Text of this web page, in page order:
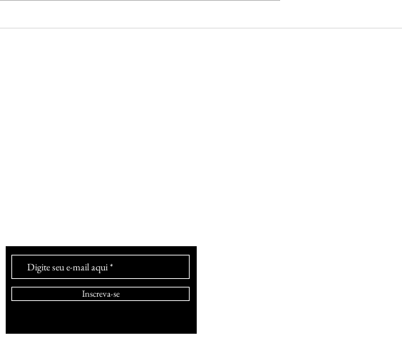
Margarida Langer e o Lar
O Sol em Forma de Arco-
Inscreva-se